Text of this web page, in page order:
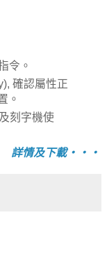
令。
確認屬性正
。
刻字機使
詳情及下載‧‧‧